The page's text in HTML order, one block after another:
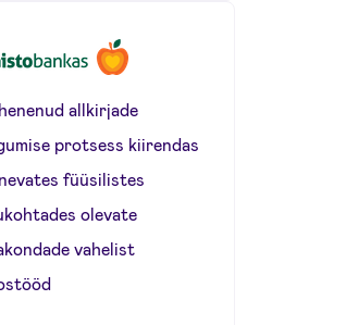
allkirjade
protsess kiirendas
füüsilistes
olevate
vahelist